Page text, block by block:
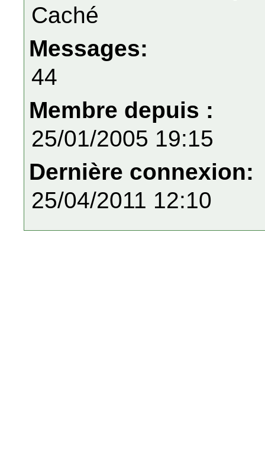
Caché
Messages:
44
Membre depuis :
25/01/2005 19:15
Dernière connexion:
25/04/2011 12:10